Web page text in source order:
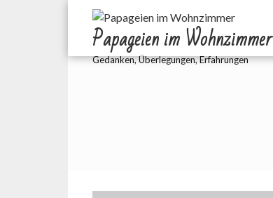
Papageien im Wohnzimmer
Gedanken, Überlegungen, Erfahrungen